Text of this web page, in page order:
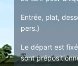
Entrée, plat,
pers.)
Le départ est
sont